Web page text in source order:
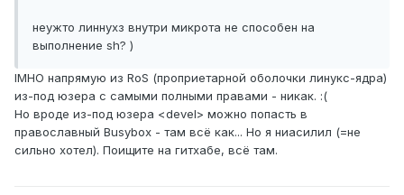
неужто линнухз внутри микрота не способен на
выполнение sh? )
IMHO напрямую из RoS (проприетарной оболочки линукс-ядра)
из-под юзера с самыми полными правами - никак. :(
Но вроде из-под юзера <devel> можно попасть в
православный Busybox - там всё как... Но я ниасилил (=не
сильно хотел). Поищите на гитхабе, всё там.